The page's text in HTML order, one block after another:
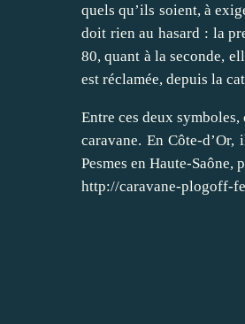
quels qu’ils soient, à
doit rien au hasard : la
80, quant à la seconde,
est réclamée, depuis la
Entre ces deux
caravane. En Côte-
Pesmes en Haute-
http://caravane-plogoff-